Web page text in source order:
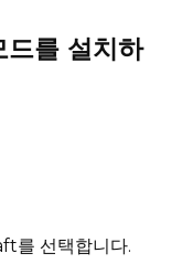
를 설치하
를 선택합니다.